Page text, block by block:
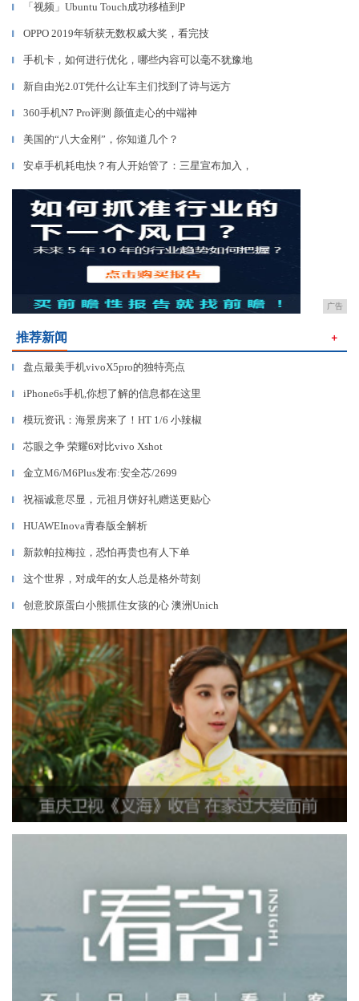
▎ 「视频」Ubuntu Touch成功移植到P
▎ OPPO 2019年斩获无数权威大奖，看完技
▎ 手机卡，如何进行优化，哪些内容可以毫不犹豫地
▎ 新自由光2.0T凭什么让车主们找到了诗与远方
▎ 360手机N7 Pro评测 颜值走心的中端神
▎ 美国的“八大金刚”，你知道几个？
▎ 安卓手机耗电快？有人开始管了：三星宣布加入，
广告
推荐新闻 ＋
▎ 盘点最美手机vivoX5pro的独特亮点
▎ iPhone6s手机,你想了解的信息都在这里
▎ 模玩资讯：海景房来了！HT 1/6 小辣椒
▎ 芯眼之争 荣耀6对比vivo Xshot
▎ 金立M6/M6Plus发布:安全芯/2699
▎ 祝福诚意尽显，元祖月饼好礼赠送更贴心
▎ HUAWEInova青春版全解析
▎ 新款帕拉梅拉，恐怕再贵也有人下单
▎ 这个世界，对成年的女人总是格外苛刻
▎ 创意胶原蛋白小熊抓住女孩的心 澳洲Unich